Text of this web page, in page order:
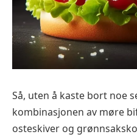
Så, uten å kaste bort noe
kombinasjonen av møre
osteskiver og